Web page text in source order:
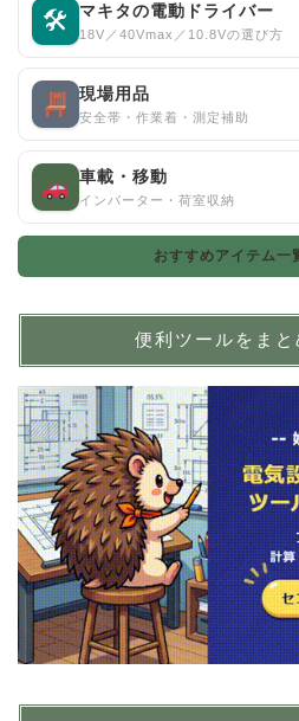
🛠 マキタの電動ドライバー
18V／40Vmax／10.8Vの選び方
現場用品
安全帯・作業着・測定補助
車載・移動
インバーター・荷室収納
おすすめアイテム
便利ツールをまと